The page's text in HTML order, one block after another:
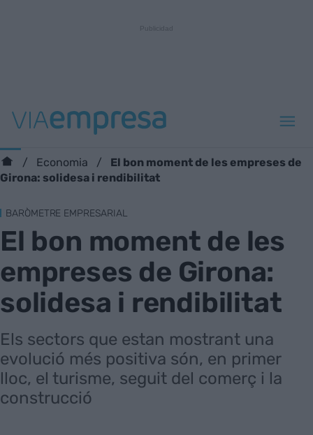
Economia
El bon moment de les empreses de
Girona: solidesa i rendibilitat
BARÒMETRE EMPRESARIAL
El bon moment de les
empreses de Girona:
solidesa i rendibilitat
Els sectors que estan mostrant una
evolució més positiva són, en primer
lloc, el turisme, seguit del comerç i la
construcció